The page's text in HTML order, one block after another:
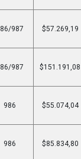
987 $57.269,19
987 $151.191,08
986 $55.074,04
986 $85.834,80